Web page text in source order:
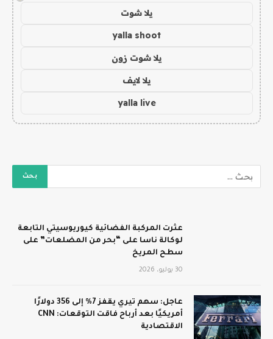
يلا شوت
yalla shoot
يلا شوت زون
يلا لايف
yalla live
عثرت المركبة الفضائية كيوريوسيتي التابعة
لوكالة ناسا على “بحر من المضلعات” على
سطح المريخ
30 يوليو، 2026
عاجل: سهم تيري يقفز 7% إلى 356 دولارًا
أمريكيًا بعد أرباح فاقت التوقعات: CNN
الاقتصادية